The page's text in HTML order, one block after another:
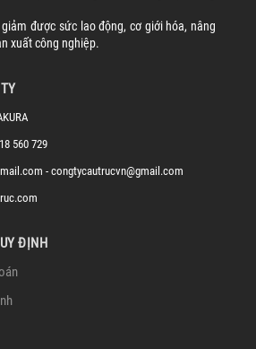
được sức lao động, cơ giới hóa, nâng
xuất công nghiệp.
560 729
- congtycautrucvn@gmail.com
ĐỊNH